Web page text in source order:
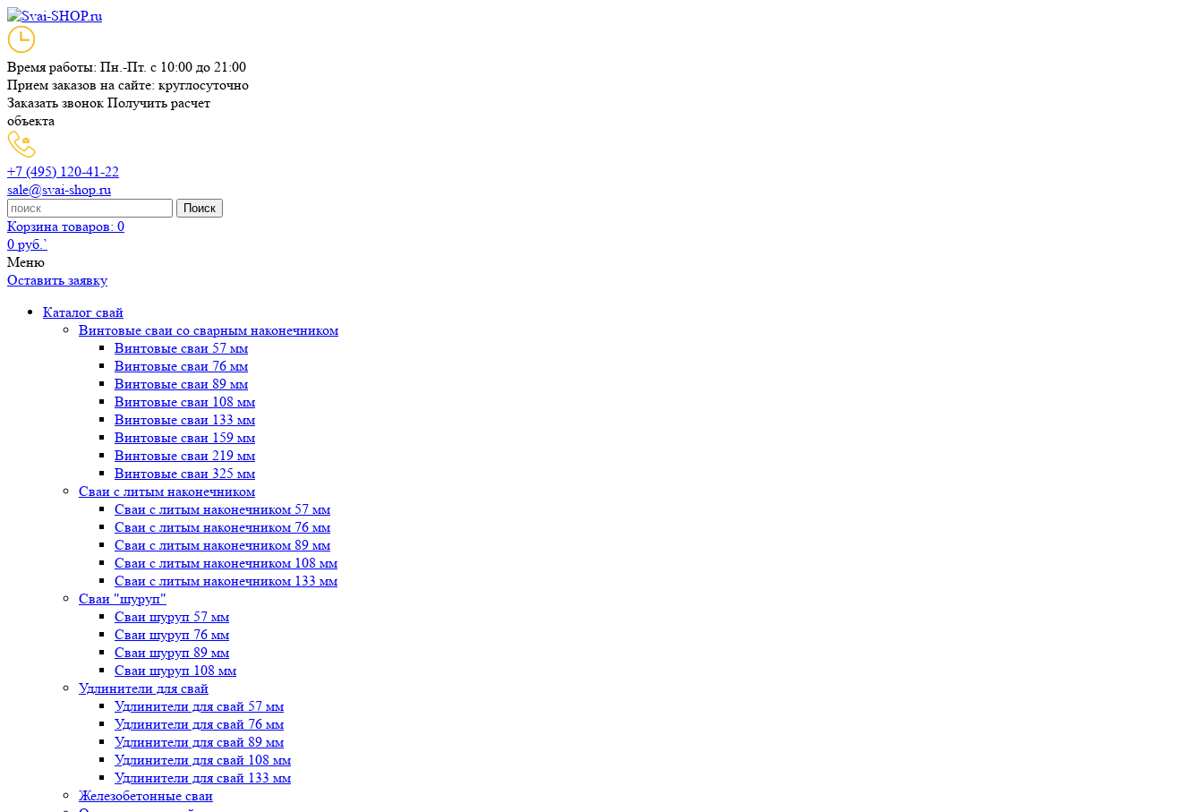
Время работы: Пн.-Пт. с 10:00 до 21:00
Прием заказов на сайте: круглосуточно
Заказать звонок Получить расчет
объекта
+7 (495) 120-41-22
sale@svai-shop.ru
Поиск
Корзина товаров: 0
0 руб.`
Меню
Оставить заявку
Каталог свай
Винтовые сваи со сварным наконечником
Винтовые сваи 57 мм
Винтовые сваи 76 мм
Винтовые сваи 89 мм
Винтовые сваи 108 мм
Винтовые сваи 133 мм
Винтовые сваи 159 мм
Винтовые сваи 219 мм
Винтовые сваи 325 мм
Сваи с литым наконечником
Сваи с литым наконечником 57 мм
Сваи с литым наконечником 76 мм
Сваи с литым наконечником 89 мм
Сваи с литым наконечником 108 мм
Сваи с литым наконечником 133 мм
Сваи "шуруп"
Сваи шуруп 57 мм
Сваи шуруп 76 мм
Сваи шуруп 89 мм
Сваи шуруп 108 мм
Удлинители для свай
Удлинители для свай 57 мм
Удлинители для свай 76 мм
Удлинители для свай 89 мм
Удлинители для свай 108 мм
Удлинители для свай 133 мм
Железобетонные сваи